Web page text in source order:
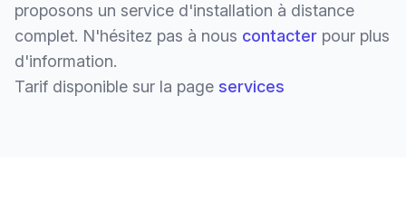
proposons un service d'installation à distance
complet. N'hésitez pas à nous contacter pour plus
d'information.
Tarif disponible sur la page services